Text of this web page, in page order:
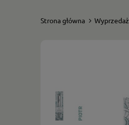
Strona główna Wyprzedaż